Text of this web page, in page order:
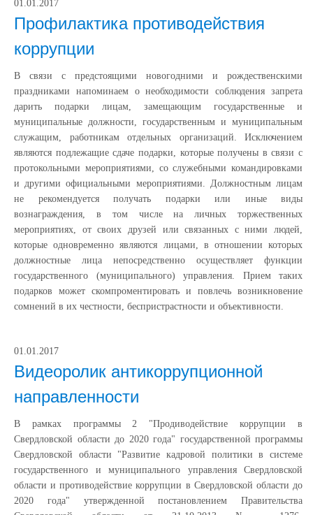
01.01.2017
Профилактика противодействия
коррупции
В связи с предстоящими новогодними и рождественскими
праздниками напоминаем о необходимости соблюдения запрета
дарить подарки лицам, замещающим государственные и
муниципальные должности, государственным и муниципальным
служащим, работникам отдельных организаций. Исключением
являются подлежащие сдаче подарки, которые получены в связи с
протокольными мероприятиями, со служебными командировками
и другими официальными мероприятиями. Должностным лицам
не рекомендуется получать подарки или иные виды
вознаграждения, в том числе на личных торжественных
мероприятиях, от своих друзей или связанных с ними людей,
которые одновременно являются лицами, в отношении которых
должностные лица непосредственно осуществляет функции
государственного (муниципального) управления. Прием таких
подарков может скомпроментировать и повлечь возникновение
сомнений в их честности, беспристрастности и объективности.
01.01.2017
Видеоролик антикоррупционной
направленности
В рамках программы 2 "Продиводействие коррупции в
Свердловской области до 2020 года" государственной программы
Свердловской области "Развитие кадровой политики в системе
государственного и муниципального управления Свердловской
области и противодействие коррупции в Свердловской области до
2020 года" утвержденной постановлением Правительства